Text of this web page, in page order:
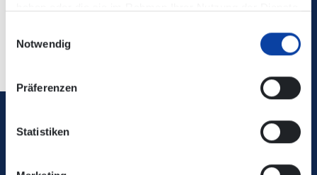
Notwendig
Präferenzen
Statistiken
Zurück
Verkehrsverbund Rhein-Mosel GmbH